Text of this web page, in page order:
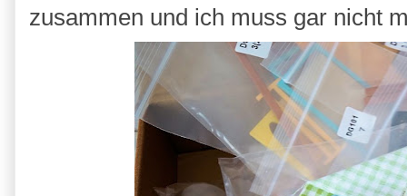
zusammen und ich muss gar nicht